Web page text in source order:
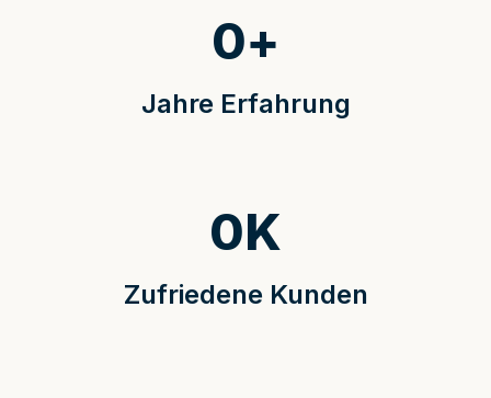
Jahre Erfahrung
0+
Zufriedene Kunden
0K